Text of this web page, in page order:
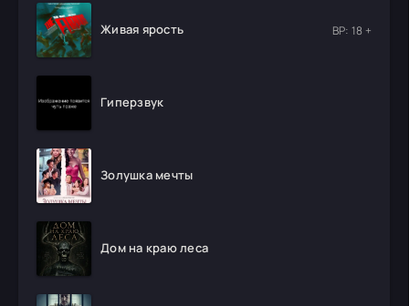
Живая ярость ВР: 18 +
Гиперзвук
Золушка мечты
Дом на краю леса